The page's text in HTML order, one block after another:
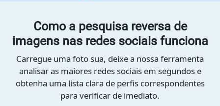
Como a pesquisa reversa de
imagens nas redes sociais funciona
Carregue uma foto sua, deixe a nossa ferramenta
analisar as maiores redes sociais em segundos e
obtenha uma lista clara de perfis correspondentes
para verificar de imediato.